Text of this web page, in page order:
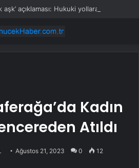
Kadın
Atıldı
Ağustos 21, 2023 0 12